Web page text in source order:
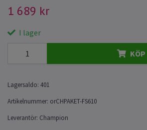
1 689 kr
I lager
KÖP
Lagersaldo: 401
Artikelnummer: orCHPAKET-FS610
Leverantör: Champion